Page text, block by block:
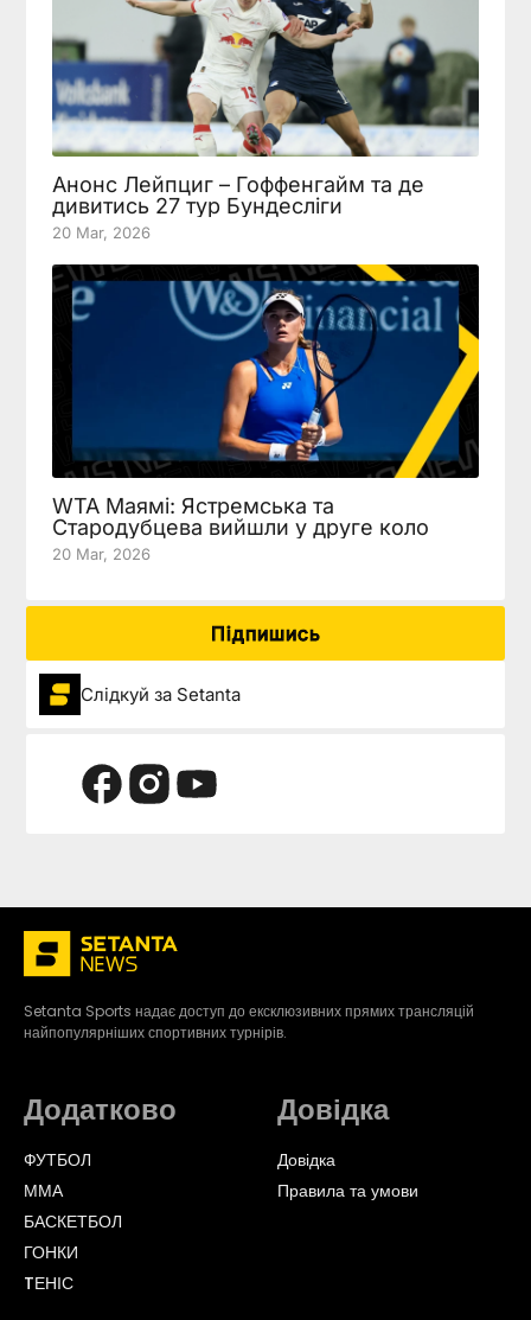
Анонс Лейпциг – Гоффенгайм та де
дивитись 27 тур Бундесліги
20 Mar, 2026
WTA Маямі: Ястремська та
Стародубцева вийшли у друге коло
20 Mar, 2026
Підпишись
Слідкуй за Setanta
Setanta Sports надає доступ до ексклюзивних прямих трансляцій
найпопулярніших спортивних турнірів.
Додатково
ФУТБОЛ
ММА
БАСКЕТБОЛ
ГОНКИ
TЕНІС
Довідка
Довідка
Правила та умови